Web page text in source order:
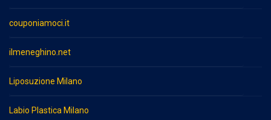
couponiamoci.it
ilmeneghino.net
Liposuzione Milano
Labio Plastica Milano